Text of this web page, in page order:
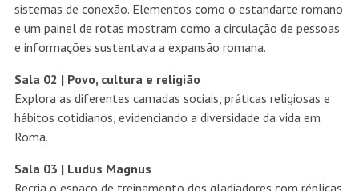
sistemas de conexão. Elementos como o estandarte romano
e um painel de rotas mostram como a circulação de pessoas
e informações sustentava a expansão romana.
Sala 02 | Povo, cultura e religião
Explora as diferentes camadas sociais, práticas religiosas e
hábitos cotidianos, evidenciando a diversidade da vida em
Roma.
Sala 03 | Ludus Magnus